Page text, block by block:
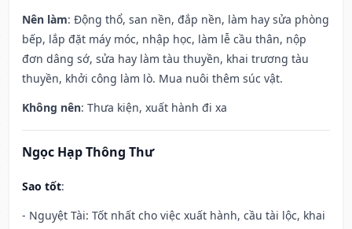
Nên làm: Động thổ, san nền, đắp nền, làm hay sửa phòng
bếp, lắp đặt máy móc, nhập học, làm lễ cầu thân, nộp
đơn dâng sớ, sửa hay làm tàu thuyền, khai trương tàu
thuyền, khởi công làm lò. Mua nuôi thêm súc vật.
Không nên: Thưa kiện, xuất hành đi xa
Ngọc Hạp Thông Thư
Sao tốt:
- Nguyệt Tài: Tốt nhất cho việc xuất hành, cầu tài lộc, khai